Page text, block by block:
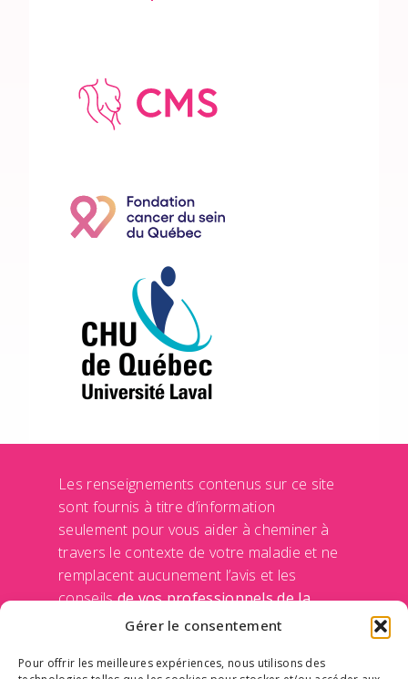
Gérer le consentement
Pour offrir les meilleures expériences, nous utilisons des
Les renseignements contenus sur ce site
sont fournis à titre d’information
seulement pour vous aider à cheminer à
travers le contexte de votre maladie et ne
remplacent aucunement l’avis et les
conseilsde vos professionnels de la
de votre médecin et de votre équipe
n’engage sa responsabilité d’aucune façon